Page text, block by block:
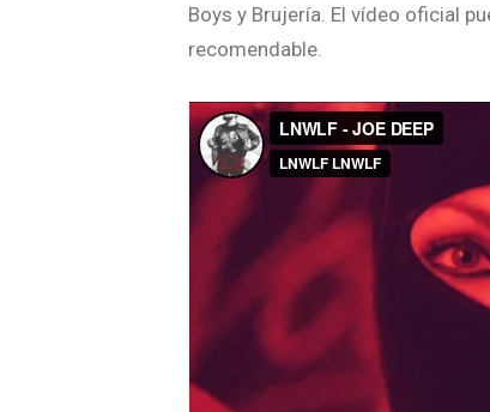
Boys y Brujería. El vídeo oficial
recomendable.